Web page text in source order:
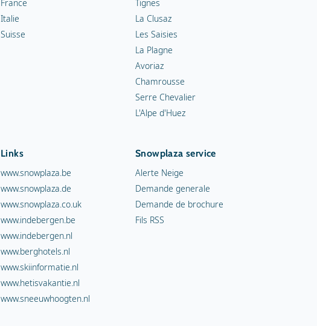
France
Italie
Suisse
Tignes
La Clusaz
Les Saisies
La Plagne
Avoriaz
Chamrousse
Serre Chevalier
L'Alpe d'Huez
Links
www.snowplaza.be
www.snowplaza.de
www.snowplaza.co.uk
www.indebergen.be
www.indebergen.nl
www.berghotels.nl
www.skiinformatie.nl
www.hetisvakantie.nl
www.sneeuwhoogten.nl
Snowplaza service
Alerte Neige
Demande generale
Demande de brochure
Fils RSS